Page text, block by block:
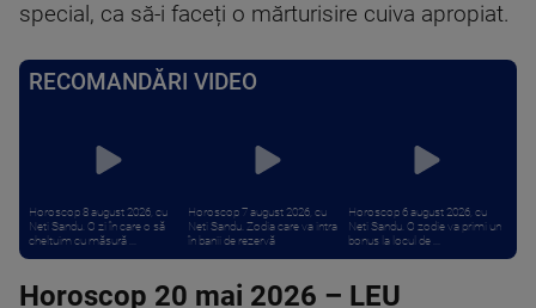
special, ca să-i faceți o mărturisire cuiva apropiat.
RECOMANDĂRI VIDEO
Horoscop 8 august 2026, cu
Neti Sandu. O zi în care o să
cheltuim cu măsură ...
Horoscop 7 august 2026, cu
Neti Sandu. Zodia care va intra
în banii de rezervă
Horoscop 6 august 2026, cu
Neti Sandu. O zodie va primi un
bonus la locul de ...
Horoscop 20 mai 2026 – LEU